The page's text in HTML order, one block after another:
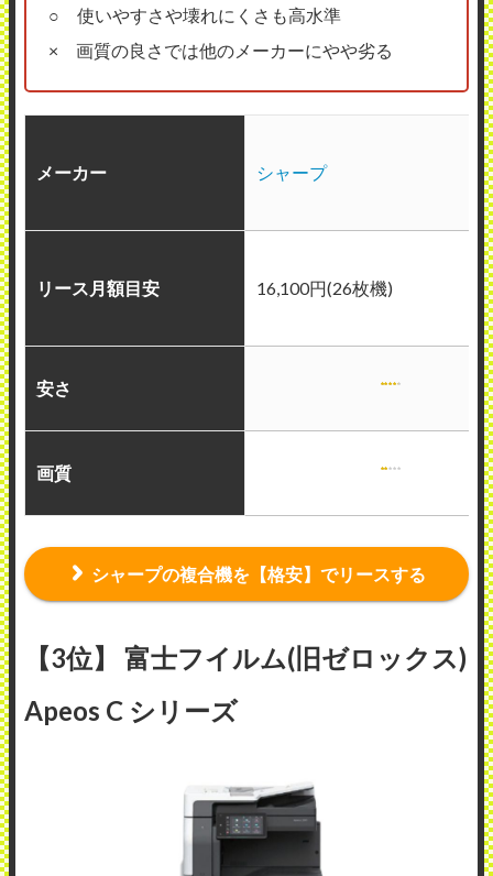
○ 使いやすさや壊れにくさも高水準
× 画質の良さでは他のメーカーにやや劣る
メーカー シャープ
リース月額目安 16,100円(26枚機)
安さ
画質
シャープの複合機を【格安】でリースする
【3位】 富士フイルム(旧ゼロックス)
Apeos C シリーズ